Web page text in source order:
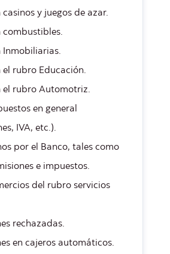
casinos y juegos de azar.
combustibles.
Inmobiliarias.
el rubro Educación.
el rubro Automotriz.
en general
IVA, etc.).
por el Banco, tales como
e impuestos.
del rubro servicios
rechazadas.
en cajeros automáticos.